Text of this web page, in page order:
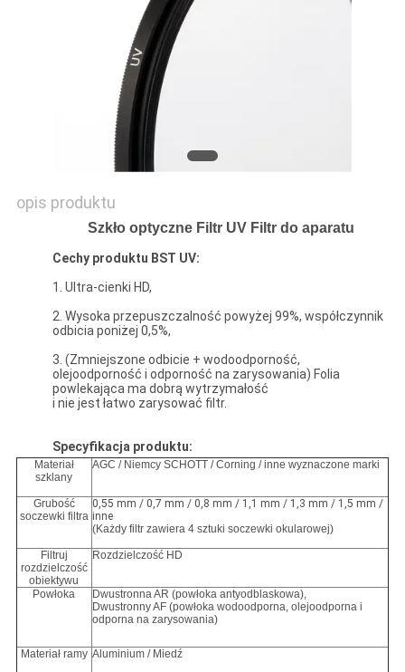
opis produktu
Szkło optyczne Filtr UV Filtr do aparatu
Cechy produktu BST UV:
1. Ultra-cienki HD,
2. Wysoka przepuszczalność powyżej 99%, współczynnik
odbicia poniżej 0,5%,
3. (Zmniejszone odbicie + wodoodporność,
olejoodporność i odporność na zarysowania) Folia
powlekająca ma dobrą wytrzymałość
i nie jest łatwo zarysować filtr.
Specyfikacja produktu:
Materiał
szklany
AGC / Niemcy SCHOTT / Corning / inne wyznaczone marki
Grubość
soczewki filtra
0,55 mm / 0,7 mm / 0,8 mm / 1,1 mm / 1,3 mm / 1,5 mm /
inne
(Każdy filtr zawiera 4 sztuki soczewki okularowej)
Filtruj
rozdzielczość
obiektywu
Rozdzielczość HD
Powłoka
Dwustronna AR (powłoka antyodblaskowa),
Dwustronny AF (powłoka wodoodporna, olejoodporna i
odporna na zarysowania)
Materiał ramy Aluminium / Miedź